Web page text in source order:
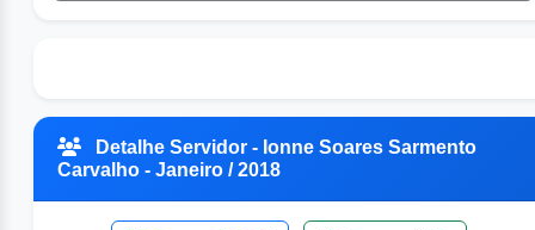
Detalhe Servidor - Ionne Soares Sarmento
Carvalho - Janeiro / 2018